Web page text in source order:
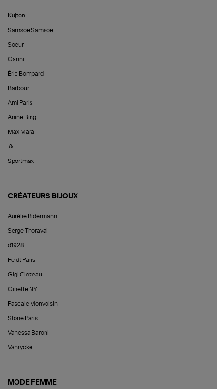
Kujten
Samsoe Samsoe
Soeur
Ganni
Éric Bompard
Barbour
Ami Paris
Anine Bing
Max Mara
&
Sportmax
CRÉATEURS BIJOUX
Aurélie Bidermann
Serge Thoraval
d1928
Feidt Paris
Gigi Clozeau
Ginette NY
Pascale Monvoisin
Stone Paris
Vanessa Baroni
Vanrycke
MODE FEMME